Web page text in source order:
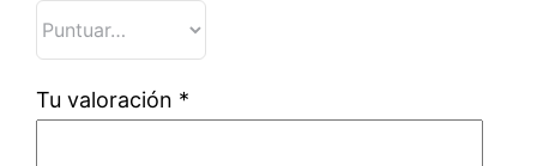
Tu valoración *